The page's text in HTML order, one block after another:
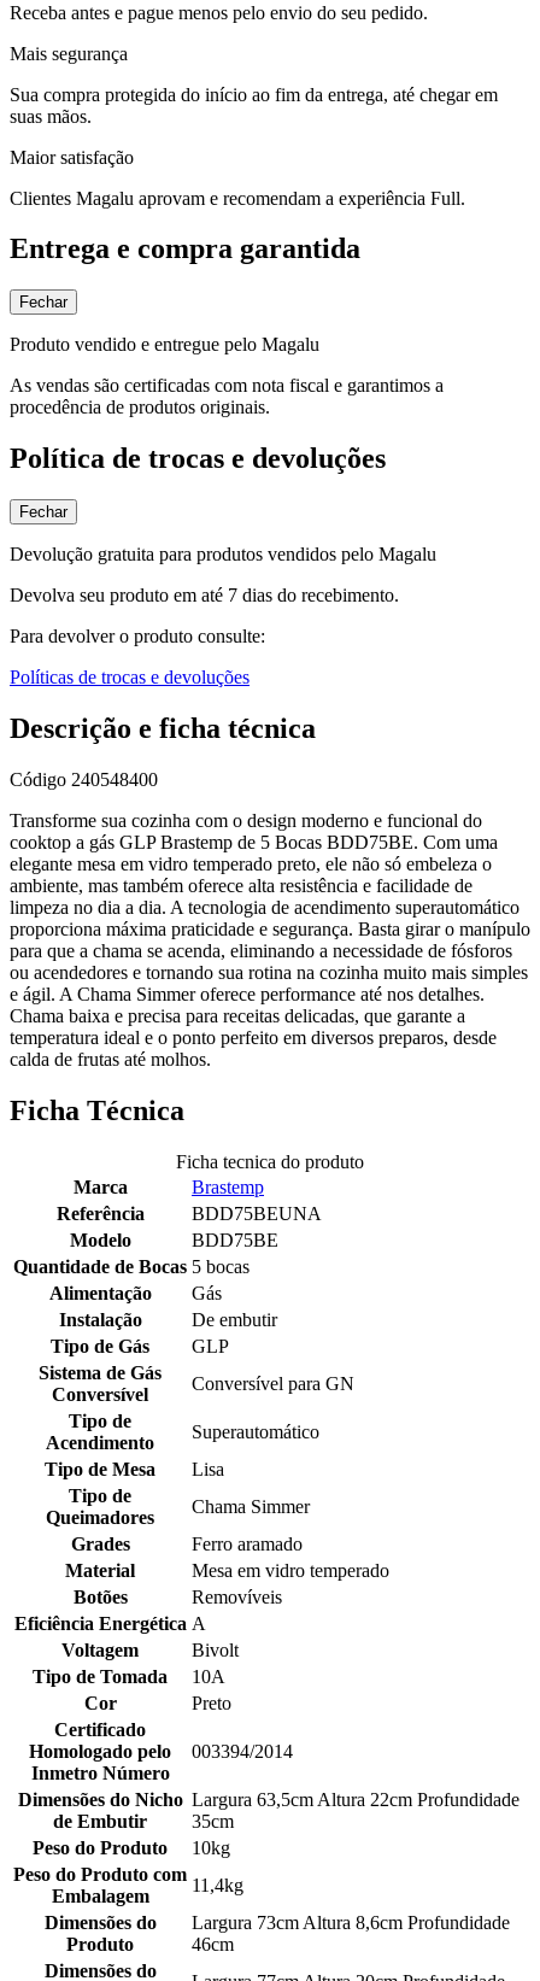
Receba antes e pague menos pelo envio do seu pedido.
Mais segurança
Sua compra protegida do início ao fim da entrega, até chegar em
suas mãos.
Maior satisfação
Clientes Magalu aprovam e recomendam a experiência Full.
Entrega e compra garantida
Fechar
Produto vendido e entregue pelo Magalu
As vendas são certificadas com nota fiscal e garantimos a
procedência de produtos originais.
Política de trocas e devoluções
Fechar
Devolução gratuita para produtos vendidos pelo Magalu
Devolva seu produto em até 7 dias do recebimento.
Para devolver o produto consulte:
Políticas de trocas e devoluções
Descrição e ficha técnica
Código 240548400
Transforme sua cozinha com o design moderno e funcional do
cooktop a gás GLP Brastemp de 5 Bocas BDD75BE. Com uma
elegante mesa em vidro temperado preto, ele não só embeleza o
ambiente, mas também oferece alta resistência e facilidade de
limpeza no dia a dia. A tecnologia de acendimento superautomático
proporciona máxima praticidade e segurança. Basta girar o manípulo
para que a chama se acenda, eliminando a necessidade de fósforos
ou acendedores e tornando sua rotina na cozinha muito mais simples
e ágil. A Chama Simmer oferece performance até nos detalhes.
Chama baixa e precisa para receitas delicadas, que garante a
temperatura ideal e o ponto perfeito em diversos preparos, desde
calda de frutas até molhos.
Ficha Técnica
Ficha tecnica do produto
Marca
Brastemp
Referência
BDD75BEUNA
Modelo
BDD75BE
Quantidade de Bocas 5 bocas
Alimentação
Gás
Instalação
De embutir
Tipo de Gás
GLP
Sistema de Gás
Conversível
Conversível para GN
Tipo de
Acendimento
Superautomático
Tipo de Mesa
Lisa
Tipo de
Queimadores
Chama Simmer
Grades
Ferro aramado
Material
Mesa em vidro temperado
Botões
Removíveis
Eficiência Energética A
Voltagem
Bivolt
Tipo de Tomada
10A
Cor
Preto
Certificado
Homologado pelo
Inmetro Número
003394/2014
Dimensões do Nicho
de Embutir
Largura 63,5cm Altura 22cm Profundidade
35cm
Peso do Produto
10kg
Peso do Produto com
Embalagem
11,4kg
Dimensões do
Produto
Largura 73cm Altura 8,6cm Profundidade
46cm
Dimensões do